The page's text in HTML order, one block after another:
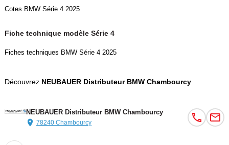
Cotes BMW Série 4 2025
Fiche technique modèle Série 4
Fiches techniques BMW Série 4 2025
Découvrez NEUBAUER Distributeur BMW Chambourcy
NEUBAUER Distributeur BMW Chambourcy
78240 Chambourcy